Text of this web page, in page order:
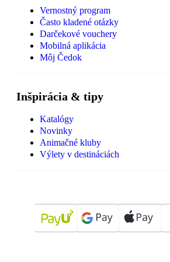
Vernostný program
Často kladené otázky
Darčekové vouchery
Mobilná aplikácia
Môj Čedok
Inšpirácia & tipy
Katalógy
Novinky
Animačné kluby
Výlety v destináciách